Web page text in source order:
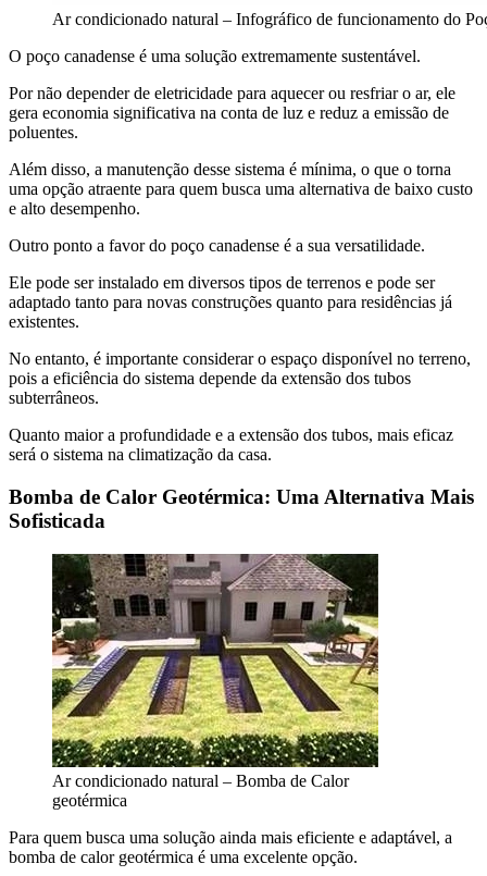
Ar condicionado natural – Infográfico de funcionamento do
O poço canadense é uma solução extremamente sustentável.
Por não depender de eletricidade para aquecer ou resfriar o ar, ele
gera economia significativa na conta de luz e reduz a emissão de
poluentes.
Além disso, a manutenção desse sistema é mínima, o que o torna
uma opção atraente para quem busca uma alternativa de baixo custo
e alto desempenho.
Outro ponto a favor do poço canadense é a sua versatilidade.
Ele pode ser instalado em diversos tipos de terrenos e pode ser
adaptado tanto para novas construções quanto para residências já
existentes.
No entanto, é importante considerar o espaço disponível no terreno,
pois a eficiência do sistema depende da extensão dos tubos
subterrâneos.
Quanto maior a profundidade e a extensão dos tubos, mais eficaz
será o sistema na climatização da casa.
Bomba de Calor Geotérmica: Uma Alternativa Mais
Sofisticada
Ar condicionado natural – Bomba de Calor
geotérmica
Para quem busca uma solução ainda mais eficiente e adaptável, a
bomba de calor geotérmica é uma excelente opção.